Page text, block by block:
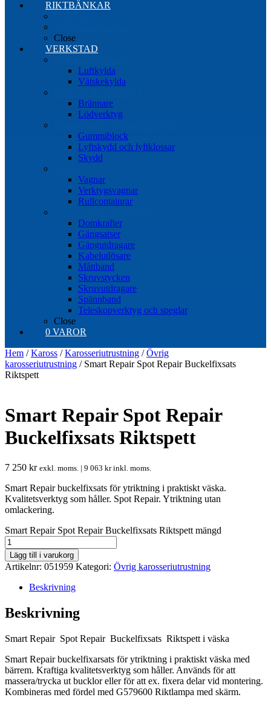
RIKTBÄNKAR
Close
VERKSTAD
Luftkylda
Vätskekylda
Brännare
Lödverktyg
Gummiblock
Lyftskydd och lyftklossar
Skydd
Vagnar
Verktygsvagnar
Rullcontainrar
Domkrafter
Gängsatser
Gängutdragare
Kabelutlösare
Måttband
Skruvstycken
Skruvutdragare
Spännband
Teleskopverktyg och speglar
Close
0 VAROR
Hem /Kaross /Karosseriutrustning /Övrig
karosseriutrustning / Smart Repair Spot Repair Buckelfixsats
Riktspett
Smart Repair Spot Repair
Buckelfixsats Riktspett
7 250 kr exkl. moms. | 9 063 krinkl. moms.
Smart Repair buckelfixsats för ytriktning i praktiskt väska.
Kvalitetsverktyg som håller. Spot Repair. Ytriktning utan
omlackering.
Smart Repair Spot Repair Buckelfixsats Riktspett mängd
Lägg till i varukorg
Artikelnr: 051959 Kategori: Övrig karosseriutrustning
Beskrivning
Beskrivning
Smart Repair Spot Repair Buckelfixsats Riktspett i väska
Smart Repair buckelfixarsats för ytriktning i praktiskt väska med
bärrem. Kraftiga kvalitetsverktyg som håller. Används för att
massera/trycka ut bucklor eller för att ex. fixera delar vid montering.
Kombineras med fördel med G579600 Riktlampa med skärm.